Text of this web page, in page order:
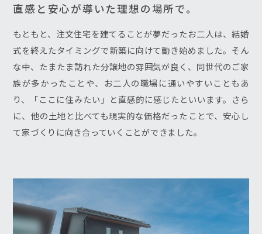
直感と安心が導いた理想の場所で。
もともと、注文住宅を建てることが夢だったお二人は、結婚
式を終えたタイミングで新築に向けて動き始めました。そん
な中、たまたま訪れた分譲地の雰囲気が良く、同世代のご家
族が多かったことや、お二人の職場に通いやすいこともあ
り、「ここに住みたい」と直感的に感じたといいます。さら
に、他の土地と比べても現実的な価格だったことで、安心し
て家づくりに向き合っていくことができました。